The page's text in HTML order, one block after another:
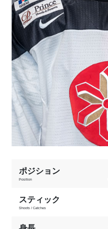
ポジション
Position
スティック
Shoots / Catches